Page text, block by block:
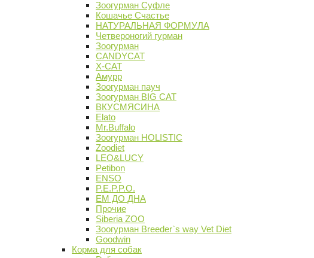
Зоогурман Суфле
Кошачье Счастье
НАТУРАЛЬНАЯ ФОРМУЛА
Четвероногий гурман
Зоогурман
CANDYCAT
X-CAT
Амурр
Зоогурман пауч
Зоогурман BIG CAT
ВКУСМЯСИНА
Elato
Mr.Buffalo
Зоогурман HOLISTIC
Zoodiet
LEO&LUCY
Petibon
ENSO
P.E.P.P.O.
ЕМ ДО ДНА
Прочие
Siberia ZOO
Зоогурман Breeder`s way Vet Diet
Goodwin
Корма для собак